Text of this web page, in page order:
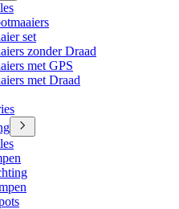
set
zonder Draad
met GPS
met Draad